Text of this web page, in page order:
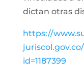
dictan otras
https://
id=1187399